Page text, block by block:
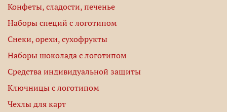
Конфеты, сладости, печенье
Наборы специй с логотипом
Снеки, орехи, сухофрукты
Наборы шоколада с логотипом
Средства индивидуальной защиты
Ключницы с логотипом
Чехлы для карт